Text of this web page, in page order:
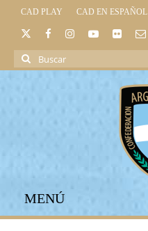
CAD PLAY CAD EN ESPAÑOL
Buscar
por:
MENÚ